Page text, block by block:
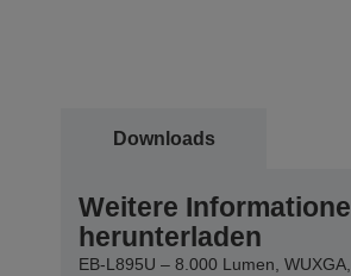
Downloads
Weitere
herunterladen
EB-L895U – 8.000 Lumen,